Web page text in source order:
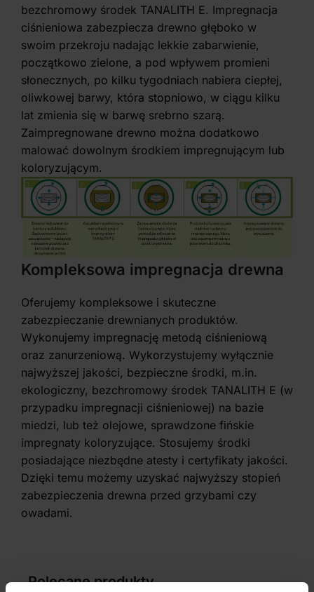
bezchromowy środek TANALITH E. Impregnacja
ciśnieniowa zabezpiecza drewno głęboko w
swoim przekroju nadając lekkie zabarwienie,
początkowo zielone, a pod wpływem promieni
słonecznych, po kilku tygodniach nabiera ciepłej,
oliwkowej barwy, która stopniowo, w ciągu kilku
lat zmienia się w barwę srebrno szarą.
Zaimpregnowane drewno można dodatkowo
malować dowolnym środkiem impregnującym lub
koloryzującym.
Kompleksowa impregnacja drewna
Oferujemy kompleksowe i skuteczne
zabezpieczanie drewnianych produktów.
Wykonujemy impregnację metodą ciśnieniową
oraz zanurzeniową. Wykorzystujemy wyłącznie
najwyższej jakości, bezpieczne środki, m.in.
ekologiczny, bezchromowy środek TANALITH E (w
przypadku impregnacji ciśnieniowej) na bazie
miedzi, lub też olejowe, sprawdzone fińskie
impregnaty koloryzujące. Stosujemy środki
posiadające niezbędne atesty i certyfikaty jakości.
Dzięki temu możemy uzyskać najwyższy stopień
zabezpieczenia drewna przed grzybami czy
owadami.
Polecane produkty